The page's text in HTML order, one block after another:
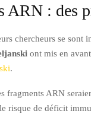
ARN : des
chercheurs se sont
ont mis en
.
fragments ARN
risque de déficit